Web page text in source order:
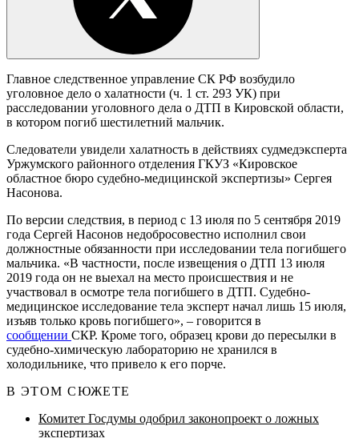
Главное следственное управление СК РФ возбудило
уголовное дело о халатности (ч. 1 ст. 293 УК) при
расследовании уголовного дела о ДТП в Кировской области,
в котором погиб шестилетний мальчик.
Следователи увидели халатность в действиях судмедэксперта
Уржумского районного отделения ГКУЗ «Кировское
областное бюро судебно-медицинской экспертизы» Сергея
Насонова.
По версии следствия, в период с 13 июля по 5 сентября 2019
года Сергей Насонов недобросовестно исполнил свои
должностные обязанности при исследовании тела погибшего
мальчика. «В частности, после извещения о ДТП 13 июля
2019 года он не выехал на место происшествия и не
участвовал в осмотре тела погибшего в ДТП. Судебно-
медицинское исследование тела эксперт начал лишь 15 июля,
изъяв только кровь погибшего», – говорится в
сообщении СКР. Кроме того, образец крови до пересылки в
судебно-химическую лабораторию не хранился в
холодильнике, что привело к его порче.
В ЭТОМ СЮЖЕТЕ
Комитет Госдумы одобрил законопроект о ложных
экспертизах